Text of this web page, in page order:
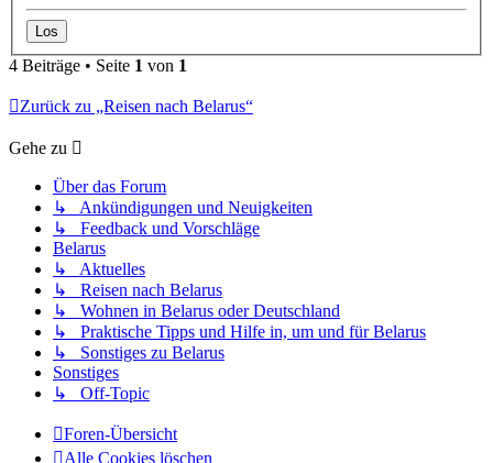
4 Beiträge • Seite 1 von 1
Zurück zu „Reisen nach Belarus“
Gehe zu
Über das Forum
↳ Ankündigungen und Neuigkeiten
↳ Feedback und Vorschläge
Belarus
↳ Aktuelles
↳ Reisen nach Belarus
↳ Wohnen in Belarus oder Deutschland
↳ Praktische Tipps und Hilfe in, um und für Belarus
↳ Sonstiges zu Belarus
Sonstiges
↳ Off-Topic
Foren-Übersicht
Alle Cookies löschen